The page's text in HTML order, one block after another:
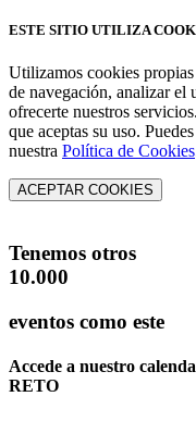
ESTE SITIO UTILIZA
Utilizamos cookies
de navegación, analizar el
ofrecerte nuestros
que aceptas su uso.
nuestra Política de Cookies
ACEPTAR COOKIES
Tenemos otros
10.000
eventos como este
Accede a nuestro
RETO